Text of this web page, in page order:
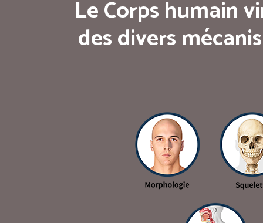
Le Corps humain
des divers